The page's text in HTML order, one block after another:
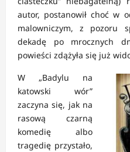
autor, postanowił choć w
malowniczym, z pozoru
dekadę po mrocznych
powieści zdążyła się już
W „Badylu na
katowski wór”
zaczyna się, jak na
rasową czarną
komedię albo
tragedię przystało,